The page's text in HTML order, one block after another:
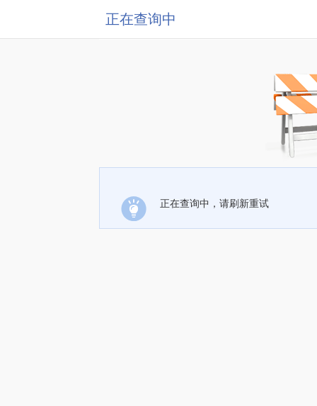
正在查询中
正在查询中，请刷新重试